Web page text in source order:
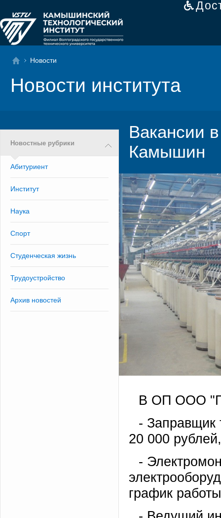
Новости
Новости института
Новостные рубрики
Абитуриент
Институт
Наука
Спорт
Студенческая жизнь
Трудоустройство
Архив новостей
Вакансии
Камышин
В ОП ООО
- Заправщик
20 000
-
график